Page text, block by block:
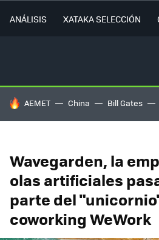
ANÁLISIS XATAKA SELECCIÓN
HOY SE HABLA DE
AEMET China Bill Gates
Wavegarden, la
olas artificiales
parte del
coworking WeWork